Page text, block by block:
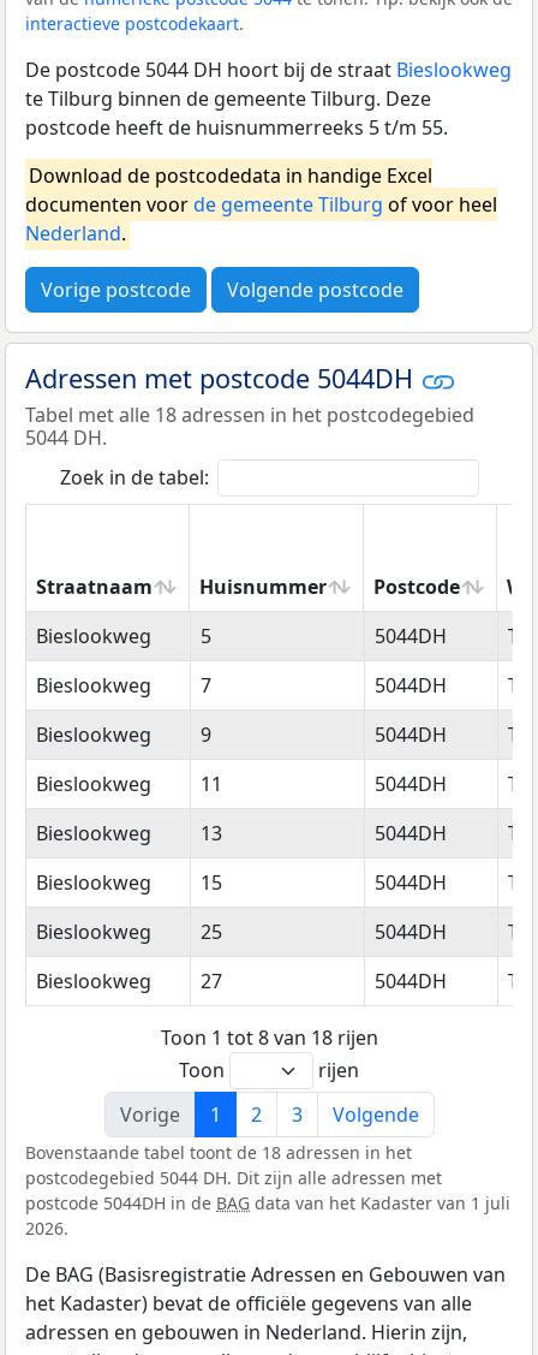
interactieve postcodekaart.
De postcode 5044 DH hoort bij de straat Bieslookweg
te Tilburg binnen de gemeente Tilburg. Deze
postcode heeft de huisnummerreeks 5 t/m 55.
Download de postcodedata in handige Excel
documenten voorde gemeente Tilburg of voor heel
Nederland.
Vorige postcode Volgende postcode
Adressen met postcode 5044DH
Tabel met alle 18 adressen in het postcodegebied
5044 DH.
Zoek in de tabel:
Straatnaam Huisnummer Postcode
Straatnaam
Huisnummer Postcode
Bieslookweg 5 5044DH
Bieslookweg
7 5044DH
Bieslookweg
9 5044DH
Bieslookweg
11 5044DH
Bieslookweg
13 5044DH
Bieslookweg
15 5044DH
Bieslookweg
25 5044DH
Bieslookweg
27 5044DH
Toon 1 tot 8 van 18 rijen
Toon
rijen
Vorige
1 2 3 Volgende
Bovenstaande tabel toont de 18 adressen in het
postcodegebied 5044 DH. Dit zijn alle adressen met
postcode 5044DH in de BAG data van het Kadaster van 1 juli
2026.
De BAG (Basisregistratie Adressen en Gebouwen van
het Kadaster) bevat de officiële gegevens van alle
adressen en gebouwen in Nederland. Hierin zijn,